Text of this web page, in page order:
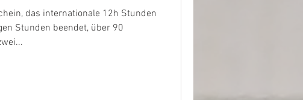
das internationale 12h Stunden
Stunden beendet, über 90